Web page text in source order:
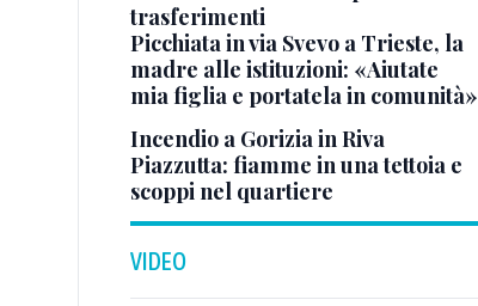
trasferimenti
Picchiata in via Svevo a Trieste, la
madre alle istituzioni: «Aiutate
mia figlia e portatela in comunità»
Incendio a Gorizia in Riva
Piazzutta: fiamme in una tettoia e
scoppi nel quartiere
VIDEO